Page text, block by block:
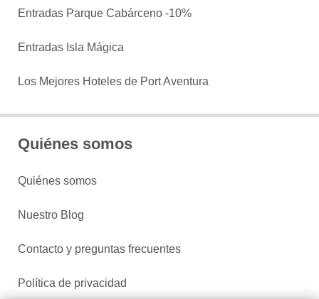
Entradas Parque Cabárceno -10%
Entradas Isla Mágica
Los Mejores Hoteles de Port Aventura
Quiénes somos
Quiénes somos
Nuestro Blog
Contacto y preguntas frecuentes
Política de privacidad